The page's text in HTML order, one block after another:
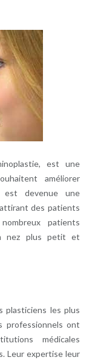
est une
améliorer
est devenue une
des patients
patients
nez plus petit et
plasticiens les plus
professionnels ont
médicales
Leur expertise leur